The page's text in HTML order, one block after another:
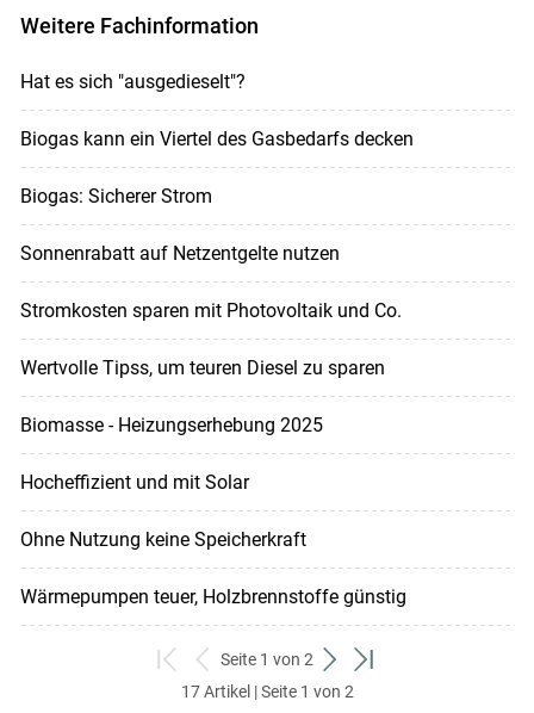
Weitere Fachinformation
Hat es sich "ausgedieselt"?
Biogas kann ein Viertel des Gasbedarfs decken
Biogas: Sicherer Strom
Sonnenrabatt auf Netzentgelte nutzen
Stromkosten sparen mit Photovoltaik und Co.
Wertvolle Tipss, um teuren Diesel zu sparen
Biomasse - Heizungserhebung 2025
Hocheffizient und mit Solar
Ohne Nutzung keine Speicherkraft
Wärmepumpen teuer, Holzbrennstoffe günstig
zum
ersten
zurück
zum
Seite 1 von 2
weiter
zum
zum
17 Artikel | Seite 1 von 2